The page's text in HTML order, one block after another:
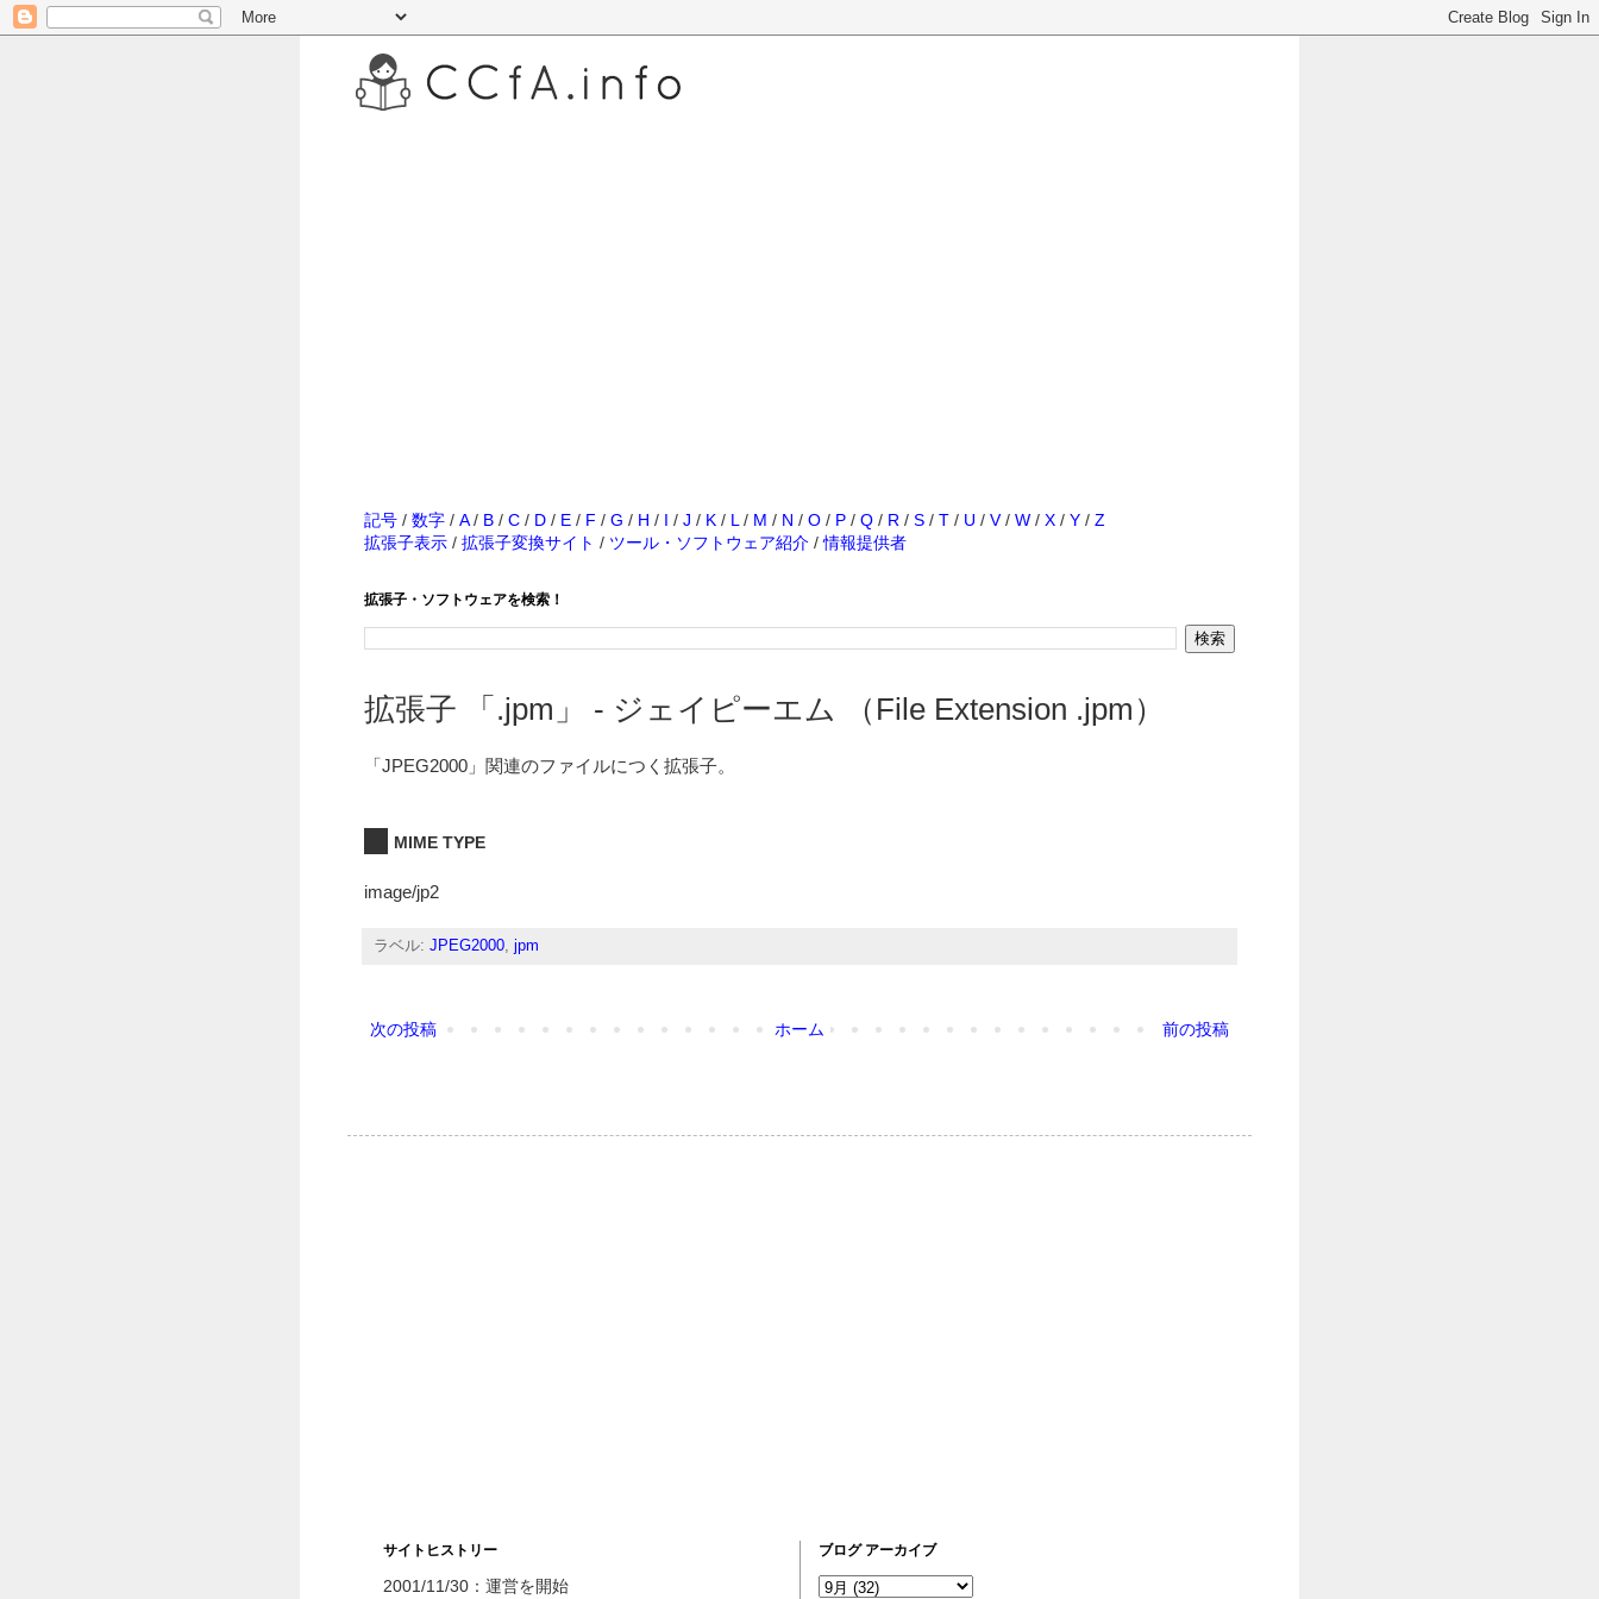
記号 / 数字 / A/ B / C / D / E / F / G / H / I / J / K / L / M / N / O / P / Q / R / S / T / U / V/ W / X / Y / Z
拡張子表示 / 拡張子変換サイト / ツール・ソフトウェア紹介 /情報提供者
拡張子・ソフトウェアを検索！
拡張子 「.jpm」 - ジェイピーエム （File Extension .jpm）
「JPEG2000」関連のファイルにつく拡張子。
MIME TYPE
image/jp2
ラベル: JPEG2000, jpm
次の投稿 前の投稿
ホーム
サイトヒストリー
2001/11/30：運営を開始
ブログ アーカイブ